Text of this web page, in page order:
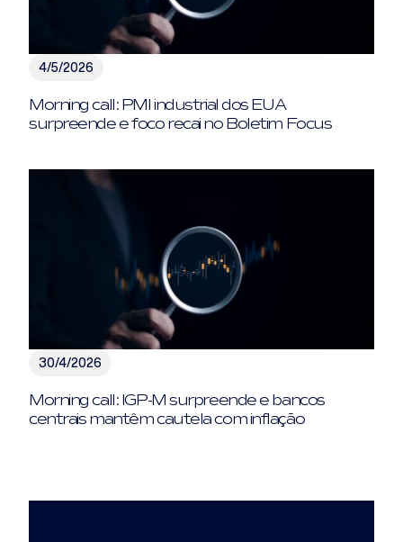
4/5/2026
Morning call: PMI industrial dos EUA
surpreende e foco recai no Boletim Focus
30/4/2026
Morning call: IGP-M surpreende e bancos
centrais mantêm cautela com inflação